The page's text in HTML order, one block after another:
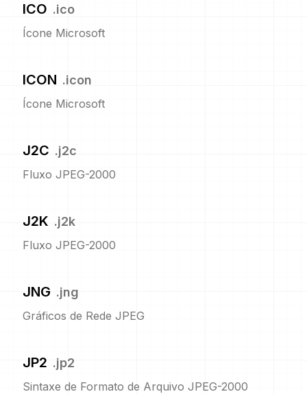
ICO .ico
Ícone Microsoft
ICON .icon
Ícone Microsoft
J2C .j2c
Fluxo JPEG-2000
J2K .j2k
Fluxo JPEG-2000
JNG .jng
Gráficos de Rede JPEG
JP2 .jp2
Sintaxe de Formato de Arquivo JPEG-2000